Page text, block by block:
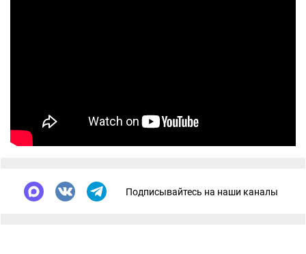
Подписывайтесь на наши каналы